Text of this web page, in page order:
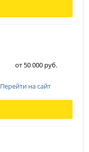
от 50 000 руб.
Перейти на сайт